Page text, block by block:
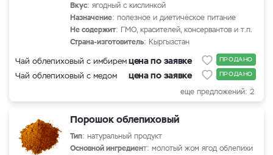
Вкус: ягодный с кислинкой
Назначение: полезное и диетическое питание
Не содержит: ГМО, красителей, консервантов и т.п.
Страна-изготовитель: Кыргызстан
Чай облепиховый с имбиремцена по заявке ПРОДАНО
Чай облепиховый с медом цена по заявке ПРОДАНО
еще предложений: 2
Порошок облепиховый
Тип: натуральный продукт
Основной ингредиент: молотый жом ягод облепихи